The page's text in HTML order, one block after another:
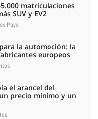
matriculaciones
SUV y EV2
Payo
la automoción: la
europeos
el arancel del
precio mínimo y un